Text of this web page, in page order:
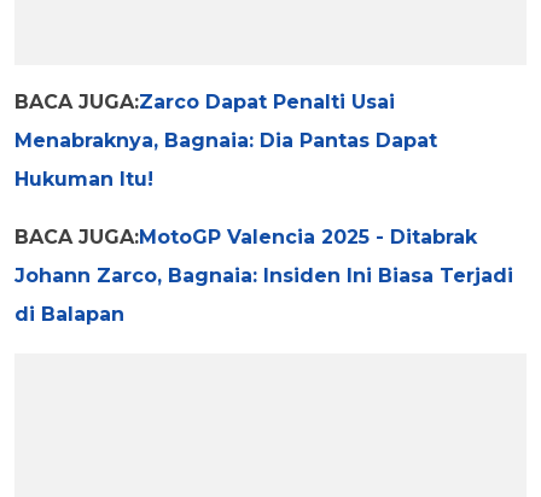
BACA JUGA:Zarco Dapat Penalti Usai
Menabraknya, Bagnaia: Dia Pantas Dapat
Hukuman Itu!
BACA JUGA:MotoGP Valencia 2025 - Ditabrak
Johann Zarco, Bagnaia: Insiden Ini Biasa Terjadi
di Balapan